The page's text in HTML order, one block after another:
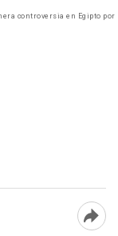
controversia en Egipto por